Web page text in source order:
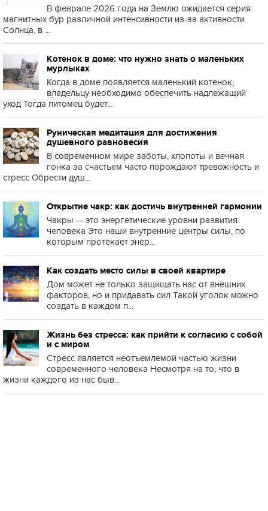
В феврале 2026 года на Землю ожидается серия
магнитных бур различной интенсивности из-за активности
Солнца, в ...
Котенок в доме: что нужно знать о маленьких
мурлыках
Когда в доме появляется маленький котенок,
владельцу необходимо обеспечить надлежащий
уход Тогда питомец будет...
Руническая медитация для достижения
душевного равновесия
В современном мире заботы, хлопоты и вечная
гонка за счастьем часто порождают тревожность и
стресс Обрести душ...
Открытие чакр: как достичь внутренней гармонии
Чакры — это энергетические уровни развития
человека Это наши внутренние центры силы, по
которым протекает энер...
Как создать место силы в своей квартире
Дом может не только защищать нас от внешних
факторов, но и придавать сил Такой уголок можно
создать в каждом п...
Жизнь без стресса: как прийти к согласию с собой
и с миром
Стресс является неотъемлемой частью жизни
современного человека Несмотря на то, что в
жизни каждого из нас быв...